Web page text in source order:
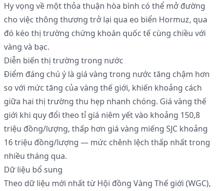
Hy vọng về một thỏa thuận hòa bình có thể mở đường
cho việc thông thương trở lại qua eo biển Hormuz, qua
đó kéo thị trường chứng khoán quốc tế cùng chiều với
vàng và bạc.
Diễn biến thị trường trong nước
Điểm đáng chú ý là giá vàng trong nước tăng chậm hơn
so với mức tăng của vàng thế giới, khiến khoảng cách
giữa hai thị trường thu hẹp nhanh chóng. Giá vàng thế
giới khi quy đổi theo tỉ giá niêm yết vào khoảng 150,8
triệu đồng/lượng, thấp hơn giá vàng miếng SJC khoảng
16 triệu đồng/lượng — mức chênh lệch thấp nhất trong
nhiều tháng qua.
Dữ liệu bổ sung
Theo dữ liệu mới nhất từ Hội đồng Vàng Thế giới (WGC),